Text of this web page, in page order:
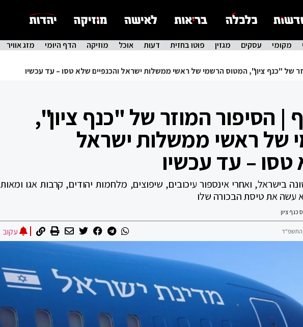
מקומי עסקים מגזין פוטו בחזית דעות אוכל מוזיקה הדף היומי מזג אוויר
של "כנף ציון", המטוס הרשמי של ראשי ממשלות ישראל והכנפיים שלא טסו – עד עכשיו
| הסיפור המוזר של "כנף ציון",
של ראשי ממשלות ישראל
טסו – עד עכשיו
בישראל, ואחרי אינספור עיכובים, שיפוצים, מלחמות יהודים, קרבות אגו ומאות
עשה את טיסת הבכורה שלו
כנף ציון
התשפ"ד עקוב